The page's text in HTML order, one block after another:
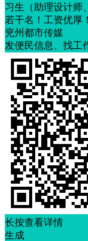
习生（助理设计师
若干名！工资优厚
兖州都市传媒
发便民信息、找工
长按查看详情
生成